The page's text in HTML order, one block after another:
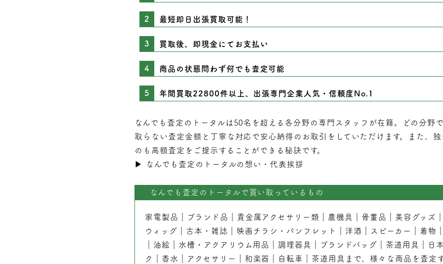
最短即日出張買取可能！
買取後、即現金にてお支払い
商品の状態問わず何でも査定可能
年間買取22800件以上、出張専門企業人気・信頼度No.1
なんでも査定のトータルは50名を超える各分野の専門スタッフが在籍。どの分野
取らない査定 金額と丁寧な対応で安心納得のお取引をしていただけます。また、
のも高額査定をご提示することができる秘訣です。
▶︎
なんでも査定のトータルの想い・代表挨拶
なんでも査定のトータルで買い取っているもの
家電製品 ブランド品 貴金属アクセサリー類 農機具 骨董品 美容グッズ
ウィッグ
古本 ・ 雑誌 映画チラシ・パンフレット 洋酒 スピーカー 着物
油絵 水槽・アクアリウム用品 調理器具 ブランドバッグ ｜茶道用具｜ 日
ク
香水 アクセサリー 和楽器 自転車 茶道用具 まで、様々な商品を査定